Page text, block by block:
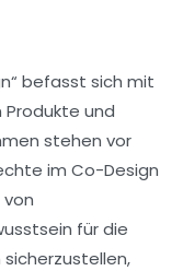
“ befasst sich mit
und
stehen vor
im Co-Design
für die